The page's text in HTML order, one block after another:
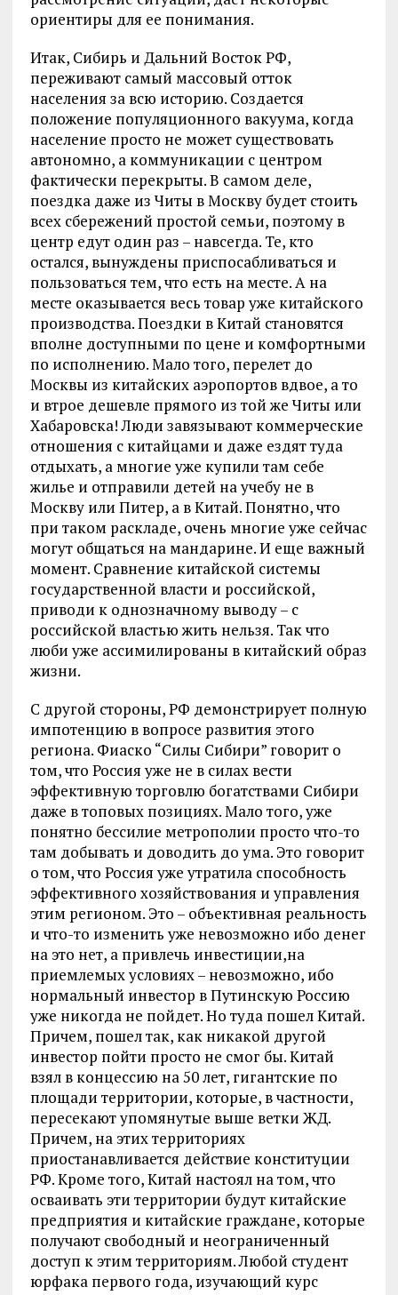
ориентиры для ее понимания.
Итак, Сибирь и Дальний Восток РФ,
переживают самый массовый отток
населения за всю историю. Создается
положение популяционного вакуума, когда
население просто не может существовать
автономно, а коммуникации с центром
фактически перекрыты. В самом деле,
поездка даже из Читы в Москву будет стоить
всех сбережений простой семьи, поэтому в
центр едут один раз – навсегда. Те, кто
остался, вынуждены приспосабливаться и
пользоваться тем, что есть на месте. А на
месте оказывается весь товар уже китайского
производства. Поездки в Китай становятся
вполне доступными по цене и комфортными
по исполнению. Мало того, перелет до
Москвы из китайских аэропортов вдвое, а то
и втрое дешевле прямого из той же Читы или
Хабаровска! Люди завязывают коммерческие
отношения с китайцами и даже ездят туда
отдыхать, а многие уже купили там себе
жилье и отправили детей на учебу не в
Москву или Питер, а в Китай. Понятно, что
при таком раскладе, очень многие уже сейчас
могут общаться на мандарине. И еще важный
момент. Сравнение китайской системы
государственной власти и российской,
приводи к однозначному выводу – с
российской властью жить нельзя. Так что
люби уже ассимилированы в китайский образ
жизни.
С другой стороны, РФ демонстрирует полную
импотенцию в вопросе развития этого
региона. Фиаско “Силы Сибири” говорит о
том, что Россия уже не в силах вести
эффективную торговлю богатствами Сибири
даже в топовых позициях. Мало того, уже
понятно бессилие метрополии просто что-то
там добывать и доводить до ума. Это говорит
о том, что Россия уже утратила способность
эффективного хозяйствования и управления
этим регионом. Это – объективная реальность
и что-то изменить уже невозможно ибо денег
на это нет, а привлечь инвестиции,на
приемлемых условиях – невозможно, ибо
нормальный инвестор в Путинскую Россию
уже никогда не пойдет. Но туда пошел Китай.
Причем, пошел так, как никакой другой
инвестор пойти просто не смог бы. Китай
взял в концессию на 50 лет, гигантские по
площади территории, которые, в частности,
пересекают упомянутые выше ветки ЖД.
Причем, на этих территориях
приостанавливается действие конституции
РФ. Кроме того, Китай настоял на том, что
осваивать эти территории будут китайские
предприятия и китайские граждане, которые
получают свободный и неограниченный
доступ к этим территориям. Любой студент
юрфака первого года, изучающий курс